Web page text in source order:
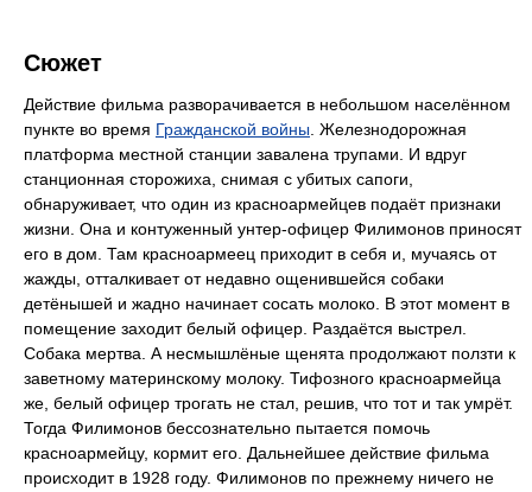
Сюжет
Действие фильма разворачивается в небольшом населённом
пункте во время Гражданской войны . Железнодорожная
платформа местной станции завалена трупами. И вдруг
станционная сторожиха, снимая с убитых сапоги,
обнаруживает, что один из красноармейцев подаёт признаки
жизни. Она и контуженный унтер-офицер Филимонов приносят
его в дом. Там красноармеец приходит в себя и, мучаясь от
жажды, отталкивает от недавно ощенившейся собаки
детёнышей и жадно начинает сосать молоко. В этот момент в
помещение заходит белый офицер. Раздаётся выстрел.
Собака мертва. А несмышлёные щенята продолжают ползти к
заветному материнскому молоку. Тифозного красноармейца
же, белый офицер трогать не стал, решив, что тот и так умрёт.
Тогда Филимонов бессознательно пытается помочь
красноармейцу, кормит его. Дальнейшее действие фильма
происходит в 1928 году. Филимонов по прежнему ничего не